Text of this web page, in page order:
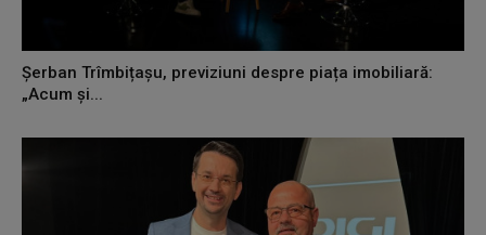
Șerban Trîmbițașu, previziuni despre piața imobiliară:
„Acum și...